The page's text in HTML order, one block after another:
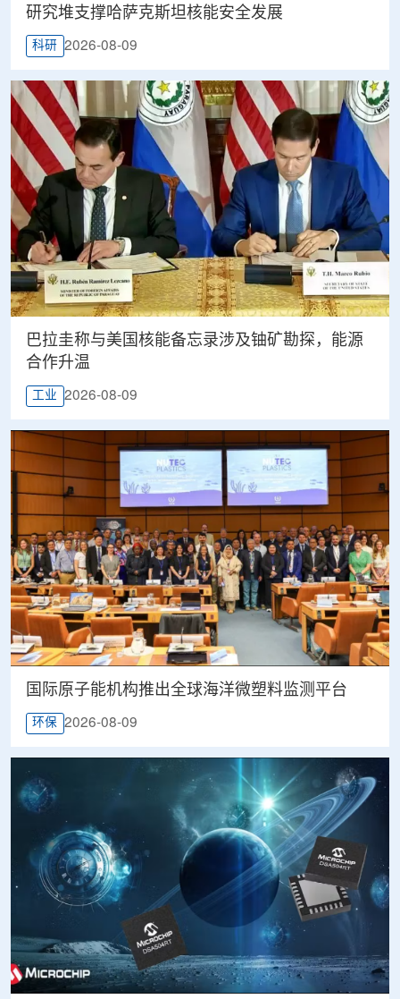
研究堆支撑哈萨克斯坦核能安全发展
科研 2026-08-09
巴拉圭称与美国核能备忘录涉及铀矿勘探，能源
合作升温
工业 2026-08-09
国际原子能机构推出全球海洋微塑料监测平台
环保 2026-08-09